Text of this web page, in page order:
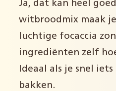
Ja, dat kan heel
witbroodmix maak
luchtige focaccia
ingrediënten zelf
Ideaal als je snel
bakken.